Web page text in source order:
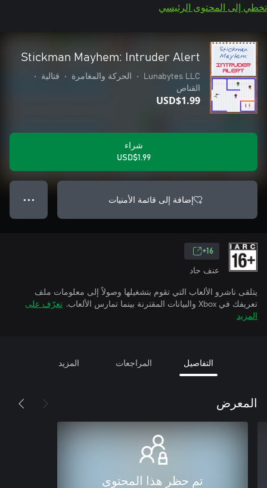
تخطي إلى المحتوى الرئيسي
Stickman Mayhem: Intruder Alert
Lunabytes LLC
• الحركة والمغامرة • قتالية
•
القناص
USD$1.99
شراء
USD$1.99
إضافة إلى قائمة الأمنيات ● ● ●
16+
عنف حاد
يتلقى ناشرو الألعاب التي تقوم بتشغيلها وصولاً إلى معلومات ملف
تعريفك في Xbox والبيانات المقترنة بينما تمارس الألعاب.
تعرّف على
المزيد
التفاصيل المراجعات المزيد
المعرض
تم حظر هذا المحتوى